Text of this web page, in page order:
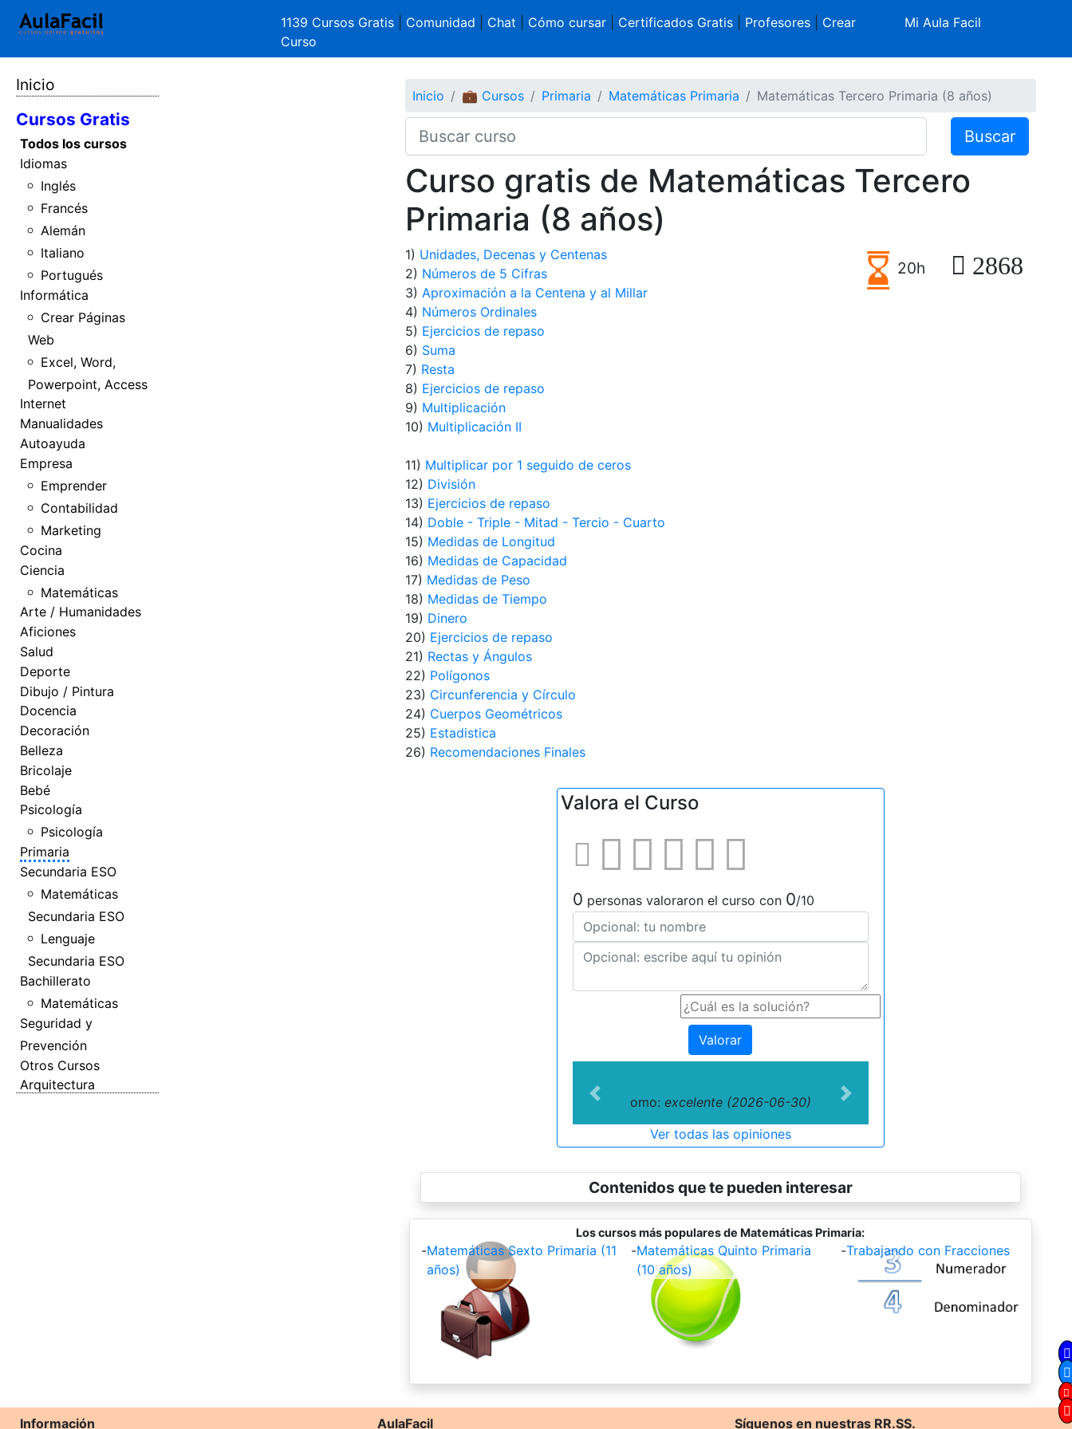
1139 Cursos Gratis Comunidad Chat Cómo cursar| Certificados Gratis| Profesores| Crear
Curso
Mi Aula Facil
Inicio
Cursos Gratis
Todos los cursos
Idiomas
Inglés
Francés
Alemán
Italiano
Portugués
Informática
Crear Páginas
Web
Excel, Word,
Powerpoint, Access
Internet
Manualidades
Autoayuda
Empresa
Emprender
Contabilidad
Marketing
Cocina
Ciencia
Matemáticas
Arte / Humanidades
Aficiones
Salud
Deporte
Dibujo / Pintura
Docencia
Decoración
Belleza
Bricolaje
Bebé
Psicología
Psicología
Primaria
Secundaria ESO
Matemáticas
Secundaria ESO
Lenguaje
Secundaria ESO
Bachillerato
Matemáticas
Seguridad y
Prevención
Otros Cursos
Arquitectura
Inicio 💼 Cursos Primaria Matemáticas Primaria Matemáticas Tercero Primaria (8 años)
Buscar
Curso gratis de Matemáticas Tercero
Primaria (8 años)
20h 2868
1) Unidades, Decenas y Centenas
2) Números de 5 Cifras
3) Aproximación a la Centena y al Millar
4) Números Ordinales
5) Ejercicios de repaso
6) Suma
7) Resta
8) Ejercicios de repaso
9) Multiplicación
10) Multiplicación II
11) Multiplicar por 1 seguido de ceros
12) División
13) Ejercicios de repaso
14) Doble - Triple - Mitad - Tercio - Cuarto
15) Medidas de Longitud
16) Medidas de Capacidad
17) Medidas de Peso
18) Medidas de Tiempo
19) Dinero
20) Ejercicios de repaso
21) Rectas y Ángulos
22) Polígonos
23) Circunferencia y Círculo
24) Cuerpos Geométricos
25) Estadistica
26) Recomendaciones Finales
Valora el Curso
0 personas valoraron el curso con 0/10
Valorar
omo: excelente (2026-06-30)
Previous Next
Ver todas las opiniones
Contenidos que te pueden interesar
Los cursos más populares de Matemáticas Primaria:
-Matemáticas Sexto Primaria (11
años)
-Matemáticas Quinto Primaria
(10 años)
-Trabajando con Fracciones
Información AulaFacil Síguenos en nuestras RR.SS.